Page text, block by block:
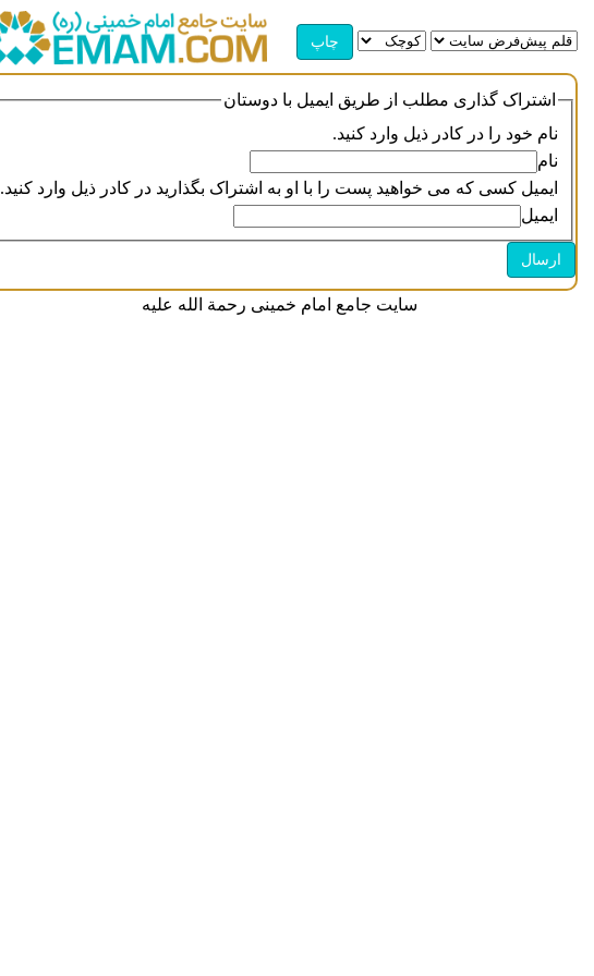
اشتراک گذاری مطلب از طریق ایمیل با دوستان
نام خود را در کادر ذیل وارد کنید.
نام
ایمیل کسی که می خواهید پست را با او به اشتراک بگذارید در کادر ذیل وارد کنید.
ایمیل
سایت جامع امام خمینی رحمة الله علیه